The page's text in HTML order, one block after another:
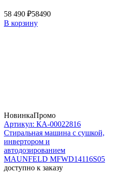
58 490 ₽58490
В корзину
НовинкаПромо
Артикул: КА-00022816
Стиральная машина c сушкой,
инвертором и
автодозированием
MAUNFELD MFWD14116S05
доступно к заказу